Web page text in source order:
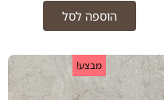
הוספה לסל
מבצע!המחיר
המקורי